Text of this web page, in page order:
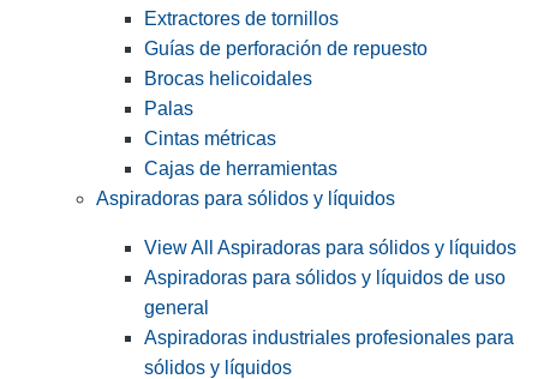
Extractores de tornillos
Guías de perforación de repuesto
Brocas helicoidales
Palas
Cintas métricas
Cajas de herramientas
Aspiradoras para sólidos y líquidos
View All Aspiradoras para sólidos y líquidos
Aspiradoras para sólidos y líquidos de uso
general
Aspiradoras industriales profesionales para
sólidos y líquidos